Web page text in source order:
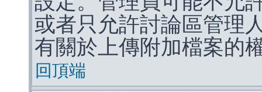
或者只允許討論區管理
有關於上傳附加檔案的
回頂端